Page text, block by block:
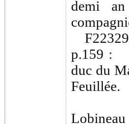
demi
p.159 :
duc du
Feuillée.
Lobineau